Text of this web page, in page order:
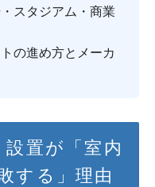
スタジアム・商業
の進め方とメーカ
置が「室内
する」理由